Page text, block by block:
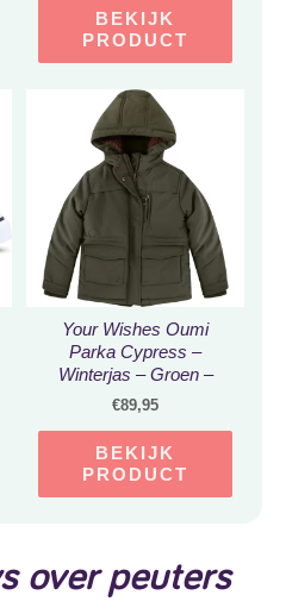
BEKIJK
PRODUCT
Your Wishes Oumi
Parka Cypress –
Winterjas – Groen –
Jongens & Meisjes –
€89,95
BEKIJK
PRODUCT
over peuters